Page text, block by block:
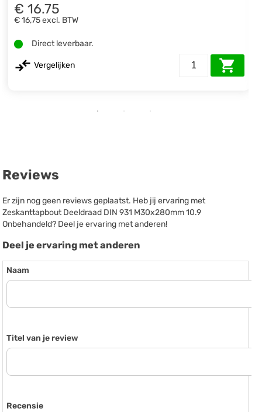
€ 16.75
€ 16,75excl. BTW
Direct leverbaar.
Vergelijken
Reviews
Er zijn nog geen reviews geplaatst. Heb jij ervaring met
Zeskanttapbout Deeldraad DIN 931 M30x280mm 10.9
Onbehandeld? Deel je ervaring met anderen!
Deel je ervaring met anderen
Naam
Titel van je review
Recensie